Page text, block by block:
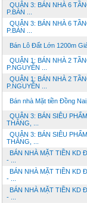
QUẬN 3: BÁN NHÀ 6
P.BÀN ...
QUẬN 3: BÁN NHÀ 6
P.BÀN ...
Bán Lô Đất Lớn 1200m
QUẬN 1: BÁN NHÀ 2
P.NGUYỄN ...
QUẬN 1: BÁN NHÀ 2
P.NGUYỄN ...
Bán nhà Mặt tiền Đồng
QUẬN 3: BÁN SIÊU
THẮNG, ...
QUẬN 3: BÁN SIÊU
THẮNG, ...
BÁN NHÀ MẶT TIỀN KD
- ...
BÁN NHÀ MẶT TIỀN KD
- ...
BÁN NHÀ MẶT TIỀN KD
- ...